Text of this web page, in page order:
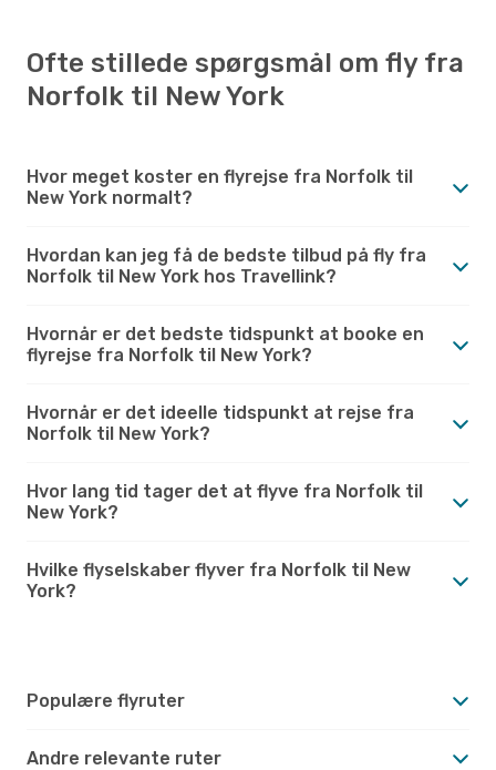
Ofte stillede spørgsmål om fly fra
Norfolk til New York
Hvor meget koster en flyrejse fra Norfolk til
New York normalt?
Hvordan kan jeg få de bedste tilbud på fly fra
Norfolk til New York hos Travellink?
Hvornår er det bedste tidspunkt at booke en
flyrejse fra Norfolk til New York?
Hvornår er det ideelle tidspunkt at rejse fra
Norfolk til New York?
Hvor lang tid tager det at flyve fra Norfolk til
New York?
Hvilke flyselskaber flyver fra Norfolk til New
York?
Populære flyruter
Andre relevante ruter